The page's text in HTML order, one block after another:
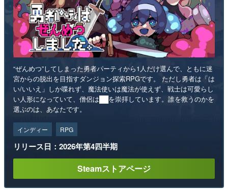
“ぜんめつ”してしまった勇者パーティから1人だけ選んで、ともに迷
宮からの脱出を目指すダンジョン探索RPGです。 ただし勇者は「は
い/いいえ」しか喋れず、魔法使いは魔法が使えず、戦士は可愛らし
い人形になっていて、僧侶は██を崇拝しています。誰を救うのかを
選ぶのは、あなたです。
インディー RPG
リリース日：2026年第4四半期
Steamストアページ